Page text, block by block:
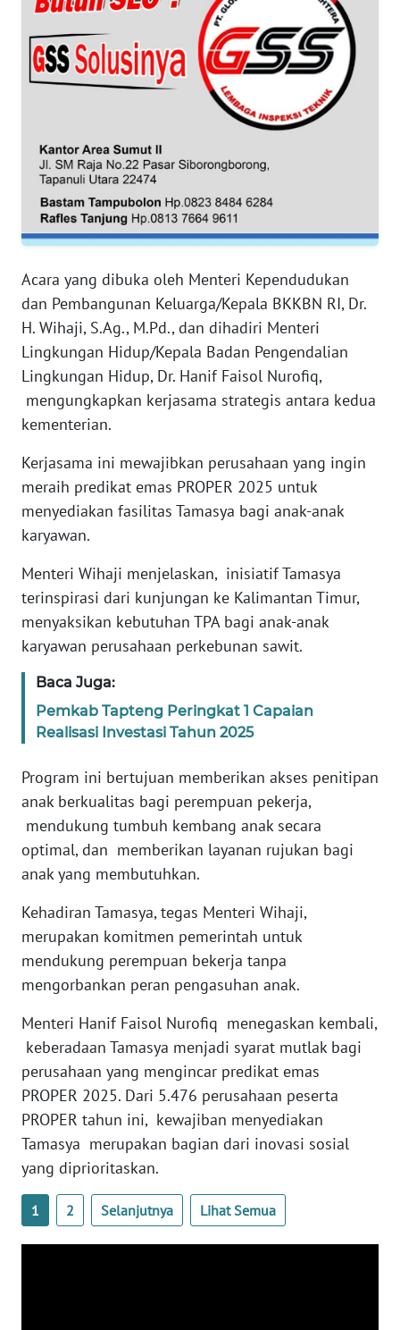
Acara yang dibuka oleh Menteri Kependudukan
dan Pembangunan Keluarga/Kepala BKKBN RI, Dr.
H. Wihaji, S.Ag., M.Pd., dan dihadiri Menteri
Lingkungan Hidup/Kepala Badan Pengendalian
Lingkungan Hidup, Dr. Hanif Faisol Nurofiq,
mengungkapkan kerjasama strategis antara kedua
kementerian.
Kerjasama ini mewajibkan perusahaan yang ingin
meraih predikat emas PROPER 2025 untuk
menyediakan fasilitas Tamasya bagi anak-anak
karyawan.
Menteri Wihaji menjelaskan, inisiatif Tamasya
terinspirasi dari kunjungan ke Kalimantan Timur,
menyaksikan kebutuhan TPA bagi anak-anak
karyawan perusahaan perkebunan sawit.
Baca Juga:
Pemkab Tapteng Peringkat 1 Capaian
Realisasi Investasi Tahun 2025
Program ini bertujuan memberikan akses penitipan
anak berkualitas bagi perempuan pekerja,
mendukung tumbuh kembang anak secara
optimal, dan memberikan layanan rujukan bagi
anak yang membutuhkan.
Kehadiran Tamasya, tegas Menteri Wihaji,
merupakan komitmen pemerintah untuk
mendukung perempuan bekerja tanpa
mengorbankan peran pengasuhan anak.
Menteri Hanif Faisol Nurofiq menegaskan kembali,
keberadaan Tamasya menjadi syarat mutlak bagi
perusahaan yang mengincar predikat emas
PROPER 2025. Dari 5.476 perusahaan peserta
PROPER tahun ini, kewajiban menyediakan
Tamasya merupakan bagian dari inovasi sosial
yang diprioritaskan.
1 2 Selanjutnya Lihat Semua
PAPUA
BARAT
WN
SERAMBI
WN
WN
SULTRA
WN
NTB
SULTENG
WN
WN
BABEL
WN
SUMBAR
WN
SUMSEL
WN
BENGKULU
WN
LAMPUNG
WN
NUSANTARA
WN
JOGJA
WN
JATIM
WN